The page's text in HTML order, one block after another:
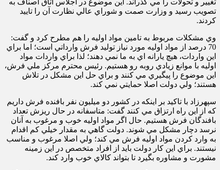
تغيير و تحولات را مي گذراند. اين موضوع در اجلاس اتاق اصناف به
تصويب رسيد و وزارت صمت و شوراي عالي نظارت آن را تاييد
کردند.
وي مشکلات مربوط به تامين مواد اوليه را هم مطرح کرد و گفت:
70 درصد از مواد اوليه مورد نياز توليد فرش وارداتي است؛ اما براي
اين واردات، هيچ يارانه اي به ما نمي دهند؛ لذا براي واردات مواد
اوليه با موانع زيادي روبه رو هستيم. رئيس محترم مرکز ملي فرش،
اين موضوع را پيگيري مي کنند و براي حل اين مشکل در تلاش
هستند؛ ولي دولت اصلا حمايتي نمي کند.
سپهرزاد با تاکيد بر اينکه در کشور دو ميليون نفر بافنده فرش داريم
که از اين راه ارتزاق مي کنند گفت: متاسفانه در حال ريزش تعداد
بافندگان فرش هستيم. حال اگر مواد اوليه خوب و مرغوب به آنان
نرسد دچار مشکل مي شوند. دولت گاهي به مقدار خيلي کم اقدام
به وارد کردن مواد اوليه فرش مي کند؛ ولي اصلا مرغوب و مناسب
نيستند. براي اين کار دولت بايد از افراد متخصص در اين زمينه
مشورت و مشاوره بگيرد تا بتواند کالاي خوب وارد کند.